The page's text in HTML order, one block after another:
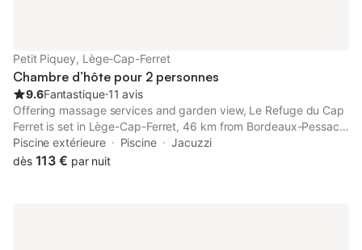
Petit Piquey, Lège-Cap-Ferret
Chambre d’hôte pour 2 personnes
9.6Fantastique⋅11 avis
Offering massage services and garden view, Le Refuge du Cap
Ferret is set in Lège-Cap-Ferret, 46 km from Bordeaux-Pessac
Zoo and 5.8 km from Natural Reserve of The Salt Marshes of
Arès.
Piscine extérieure Piscine
Jacuzzi
dès 113 € par nuit